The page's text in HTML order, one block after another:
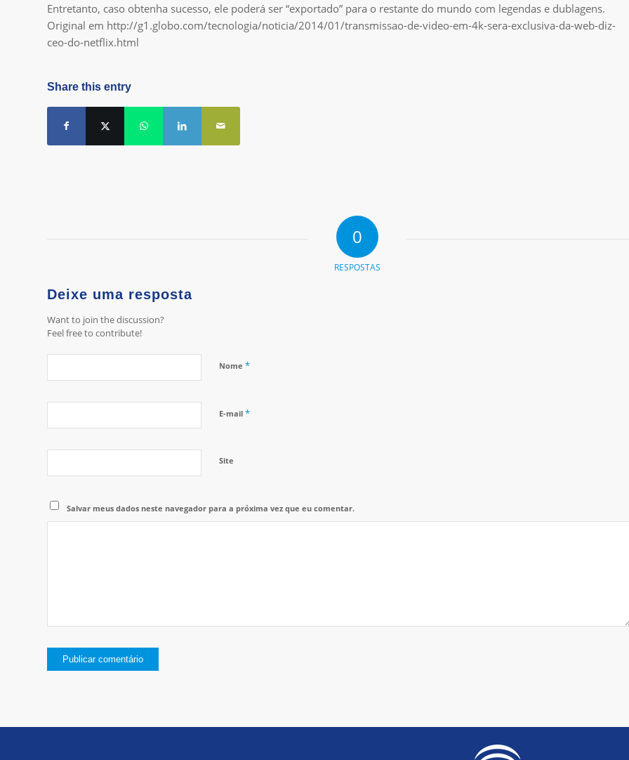
Entretanto, caso obtenha sucesso, ele poderá ser “exportado” para o restante do mundo com legendas e dublagens.
Original em http://g1.globo.com/tecnologia/noticia/2014/01/transmissao-de-video-em-4k-sera-exclusiva-da-web-diz-
ceo-do-netflix.html
Share this entry
0
RESPOSTAS
Deixe uma resposta
Want to join the discussion?
Feel free to contribute!
Nome *
E-mail *
Site
Salvar meus dados neste navegador para a próxima vez que eu comentar.